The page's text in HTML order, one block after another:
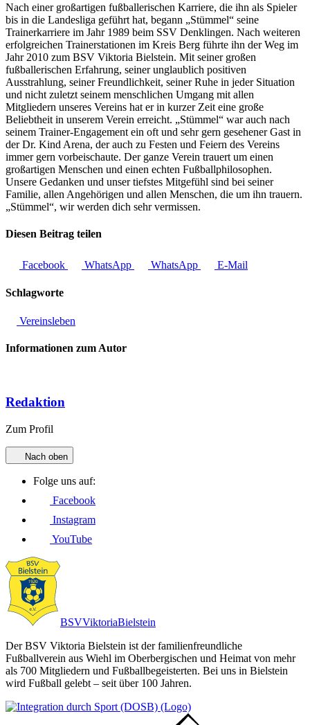
Nach einer großartigen fußballerischen Karriere, die ihn als Spieler
bis in die Landesliga geführt hat, begann „Stümmel“ seine
Trainerkarriere im Jahr 1989 beim SSV Denklingen. Nach weiteren
erfolgreichen Trainerstationen im Kreis Berg führte ihn der Weg im
Jahr 2010 zum BSV Viktoria Bielstein. Mit seiner großen
fußballerischen Erfahrung, seiner unglaublich positiven
Ausstrahlung, seiner Freundlichkeit, seiner Ruhe in jeder Situation
und nicht zuletzt seinem menschlichen Umgang mit allen
Mitgliedern unseres Vereins hat er in kurzer Zeit eine große
Beliebtheit in unserem Verein erreicht. „Stümmel“ war auch nach
seinem Trainer-Engagement ein oft und sehr gern gesehener Gast in
der Dr. Kind Arena, der auch zu Festen und Feiern des Vereins
immer gern vorbeischaute. Der ganze Verein trauert um einen
großartigen Menschen und einen echten Fußballphilosophen.
Unsere Gedanken und unser tiefstes Mitgefühl sind bei seiner
Familie, allen Angehörigen und allen Menschen, die um ihn trauern.
„Stümmel“, wir werden dich sehr vermissen.
Diesen Beitrag teilen
Facebook WhatsApp WhatsApp E-Mail
Schlagworte
Vereinsleben
Informationen zum Autor
Redaktion
Zum Profil
Nach oben
Folge uns auf:
Facebook
Instagram
YouTube
BSVViktoriaBielstein
Der BSV Viktoria Bielstein ist der familienfreundliche
Fußballverein aus Wiehl im Oberbergischen und Heimat von mehr
als 700 Mitgliedern und Fußballbegeisterten. Bei uns in Bielstein
wird Fußball gelebt – seit über 100 Jahren.